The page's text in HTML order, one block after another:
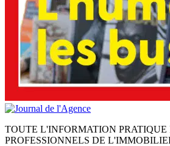
TOUTE L'INFORMATION PRATIQUE
PROFESSIONNELS DE